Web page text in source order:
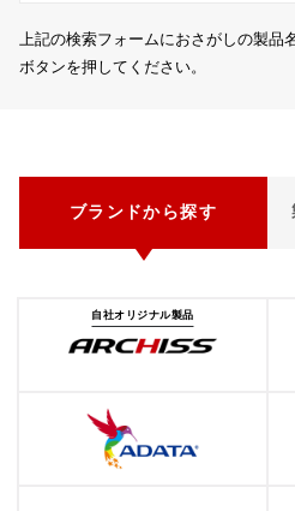
上記の検索フォームにおさがしの製品
ボタンを押してください。
ブランドから探す
自社オリジナル製品